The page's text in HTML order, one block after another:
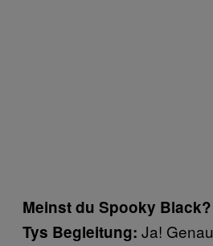
Meinst du Spooky Black?
Tys Begleitung: Ja! Genau